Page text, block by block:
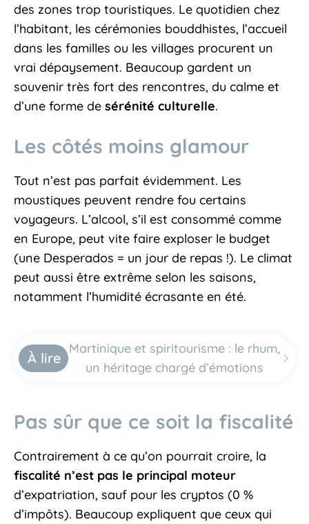
des zones trop touristiques. Le quotidien chez
l’habitant, les cérémonies bouddhistes, l’accueil
dans les familles ou les villages procurent un
vrai dépaysement. Beaucoup gardent un
souvenir très fort des rencontres, du calme et
d’une forme de sérénité culturelle.
Les côtés moins glamour
Tout n’est pas parfait évidemment. Les
moustiques peuvent rendre fou certains
voyageurs. L’alcool, s’il est consommé comme
en Europe, peut vite faire exploser le budget
(une Desperados = un jour de repas !). Le climat
peut aussi être extrême selon les saisons,
notamment l’humidité écrasante en été.
À lire
Martinique et spiritourisme : le rhum,
un héritage chargé d’émotions
Pas sûr que ce soit la fiscalité
Contrairement à ce qu’on pourrait croire, la
fiscalité n’est pas le principal moteur
d’expatriation, sauf pour les cryptos (0 %
d’impôts). Beaucoup expliquent que ceux qui